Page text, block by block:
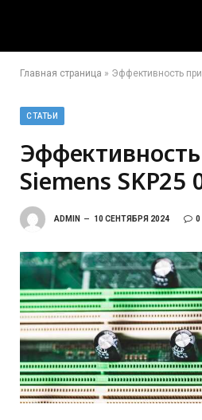
Главная страница » Эффективность
СТАТЬИ
Siemens SKP25
ADMIN 10 СЕНТЯБРЯ 2024 0